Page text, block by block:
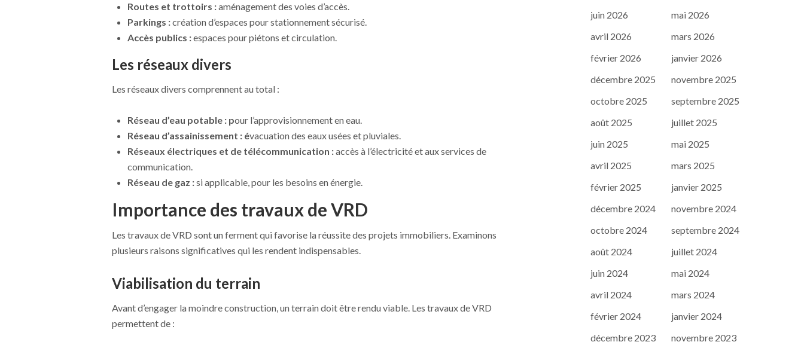
Routes et trottoirs :aménagement des voies d’accès.
Parkings :création d’espaces pour stationnement sécurisé.
Accès publics :espaces pour piétons et circulation.
Les réseaux divers
Les réseaux divers comprennent au total :
Réseau d’eau potable : pour l’approvisionnement en eau.
Réseau d’assainissement : évacuation des eaux usées et pluviales.
Réseaux électriques et de télécommunication :accès à l’électricité et aux services de
communication.
Réseau de gaz :si applicable, pour les besoins en énergie.
Importance des travaux de VRD
Les travaux de VRD sont un ferment qui favorise la réussite des projets immobiliers. Examinons
plusieurs raisons significatives qui les rendent indispensables.
Viabilisation du terrain
Avant d’engager la moindre construction, un terrain doit être rendu viable. Les travaux de VRD
permettent de :
juin 2026
mai 2026
avril 2026
mars 2026
février 2026
janvier 2026
décembre 2025
novembre 2025
octobre 2025
septembre 2025
août 2025
juillet 2025
juin 2025
mai 2025
avril 2025
mars 2025
février 2025
janvier 2025
décembre 2024
novembre 2024
octobre 2024
septembre 2024
août 2024
juillet 2024
juin 2024
mai 2024
avril 2024
mars 2024
février 2024
janvier 2024
décembre 2023
novembre 2023